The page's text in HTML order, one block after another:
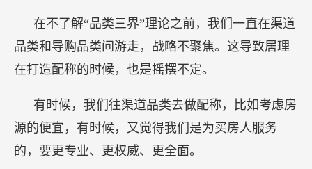
在不了解“品类三界”理论之前，我们一直在渠道
品类和导购品类间游走，战略不聚焦。这导致居理
在打造配称的时候，也是摇摆不定。
有时候，我们往渠道品类去做配称，比如考虑房
源的便宜，有时候，又觉得我们是为买房人服务
的，要更专业、更权威、更全面。